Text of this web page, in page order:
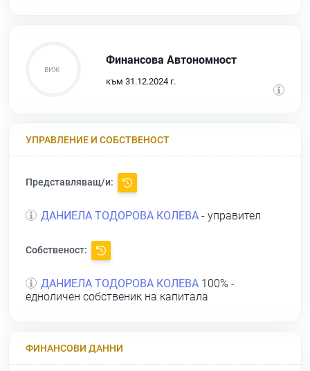
Финансова Автономност
към 31.12.2024 г.
УПРАВЛЕНИЕ И СОБСТВЕНОСТ
Представляващ/и:
ДАНИЕЛА ТОДОРОВА КОЛЕВА - управител
Собственост:
ДАНИЕЛА ТОДОРОВА КОЛЕВА 100% -
едноличен собственик на капитала
ФИНАНСОВИ ДАННИ